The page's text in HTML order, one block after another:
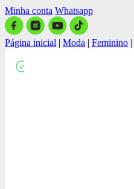
Minha conta Whatsapp
Página inicial | Moda | Feminino |